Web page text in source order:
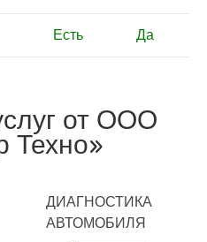
Есть Да
от ООО
Техно»
ДИАГНОСТИКА
АВТОМОБИЛЯ